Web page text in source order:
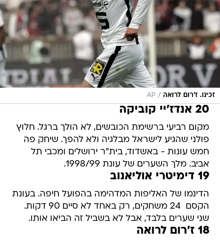
זכינו. ז'רום לרואה /
AP
20 אנדז'יי קוביקה
מקום רביעי ברשימת הכובשים, לא הולך ברגל. חלוץ
פולני שהגיע לישראל מבלגיה ולא להפך. שיחק פה
חמש עונות - באשדוד, בית"ר ירושלים ומכבי תל
אביב. מלך השערים של עונת 1998/99.
19 דימיטרי אוליאנוב
הדינמו של האליפות המדהימה בהפועל חיפה. בעונת
הקסם  24 משחקים, רק באחד לא סיים 90 דקות.
שני שערים בלבד, אבל לא בשביל זה הביאו אותו.
18 ז'רום לרואה